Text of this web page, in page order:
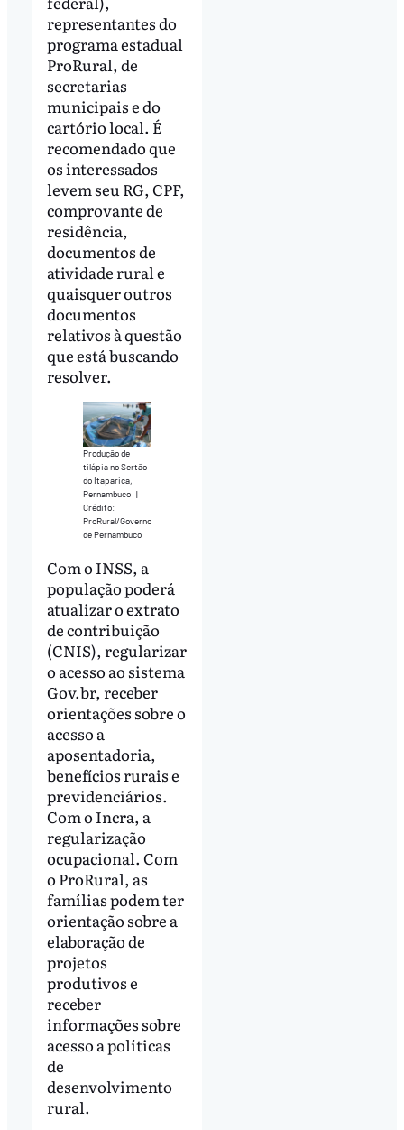
representantes do
programa estadual
ProRural, de
secretarias
municipais e do
cartório local. É
recomendado que
os interessados
levem seu RG, CPF,
comprovante de
residência,
documentos de
atividade rural e
quaisquer outros
documentos
relativos à questão
que está buscando
resolver.
Produção de
tilápia no Sertão
do Itaparica,
Pernambuco |
Crédito:
ProRural/Governo
de Pernambuco
Com o INSS, a
população poderá
atualizar o extrato
de contribuição
(CNIS), regularizar
o acesso ao sistema
Gov.br, receber
orientações sobre o
acesso a
aposentadoria,
benefícios rurais e
previdenciários.
Com o Incra, a
regularização
ocupacional. Com
o ProRural, as
famílias podem ter
orientação sobre a
elaboração de
projetos
produtivos e
receber
informações sobre
acesso a políticas
de
desenvolvimento
rural.